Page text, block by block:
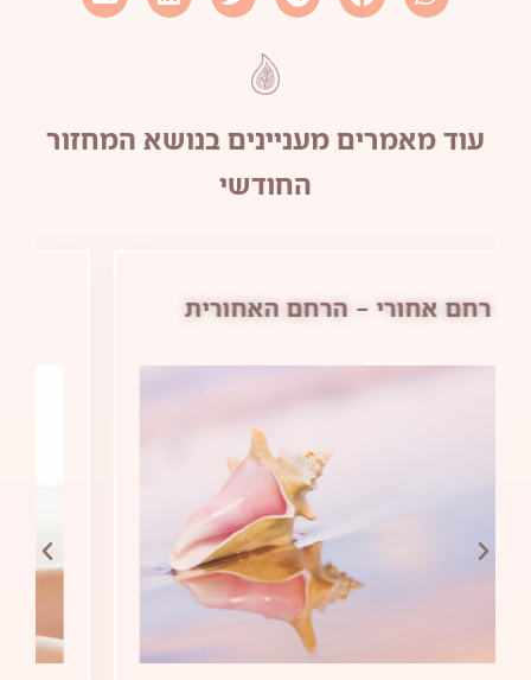
עוד מאמרים מעניינים בנושא המחזור
החודשי
טיפול בכאבי מחזור